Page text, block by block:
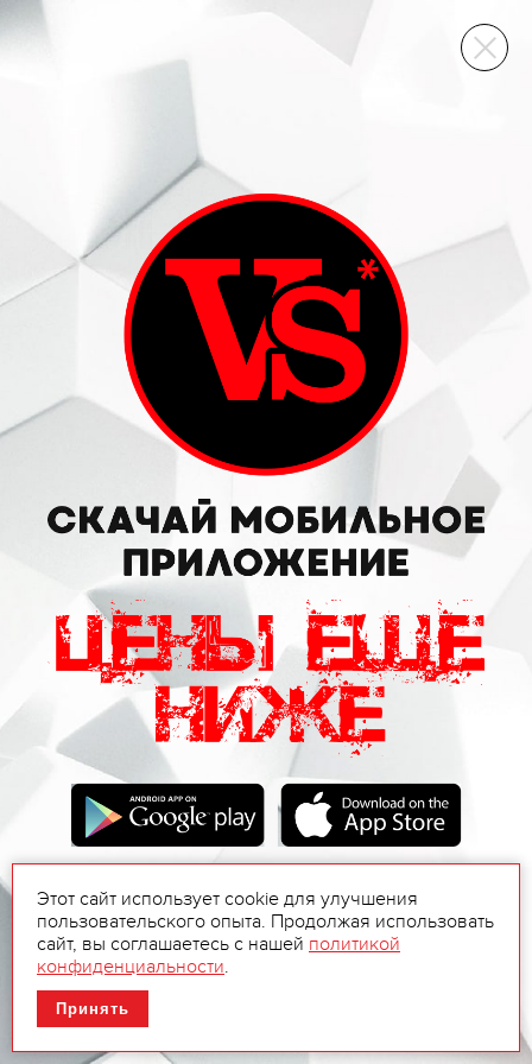
ВИННЫЙ СКЛАД
Этот сайт использует cookie для улучшения
пользовательского опыта. Продолжая использовать
сайт, вы соглашаетесь с нашей политикой
конфиденциальности.
Принять